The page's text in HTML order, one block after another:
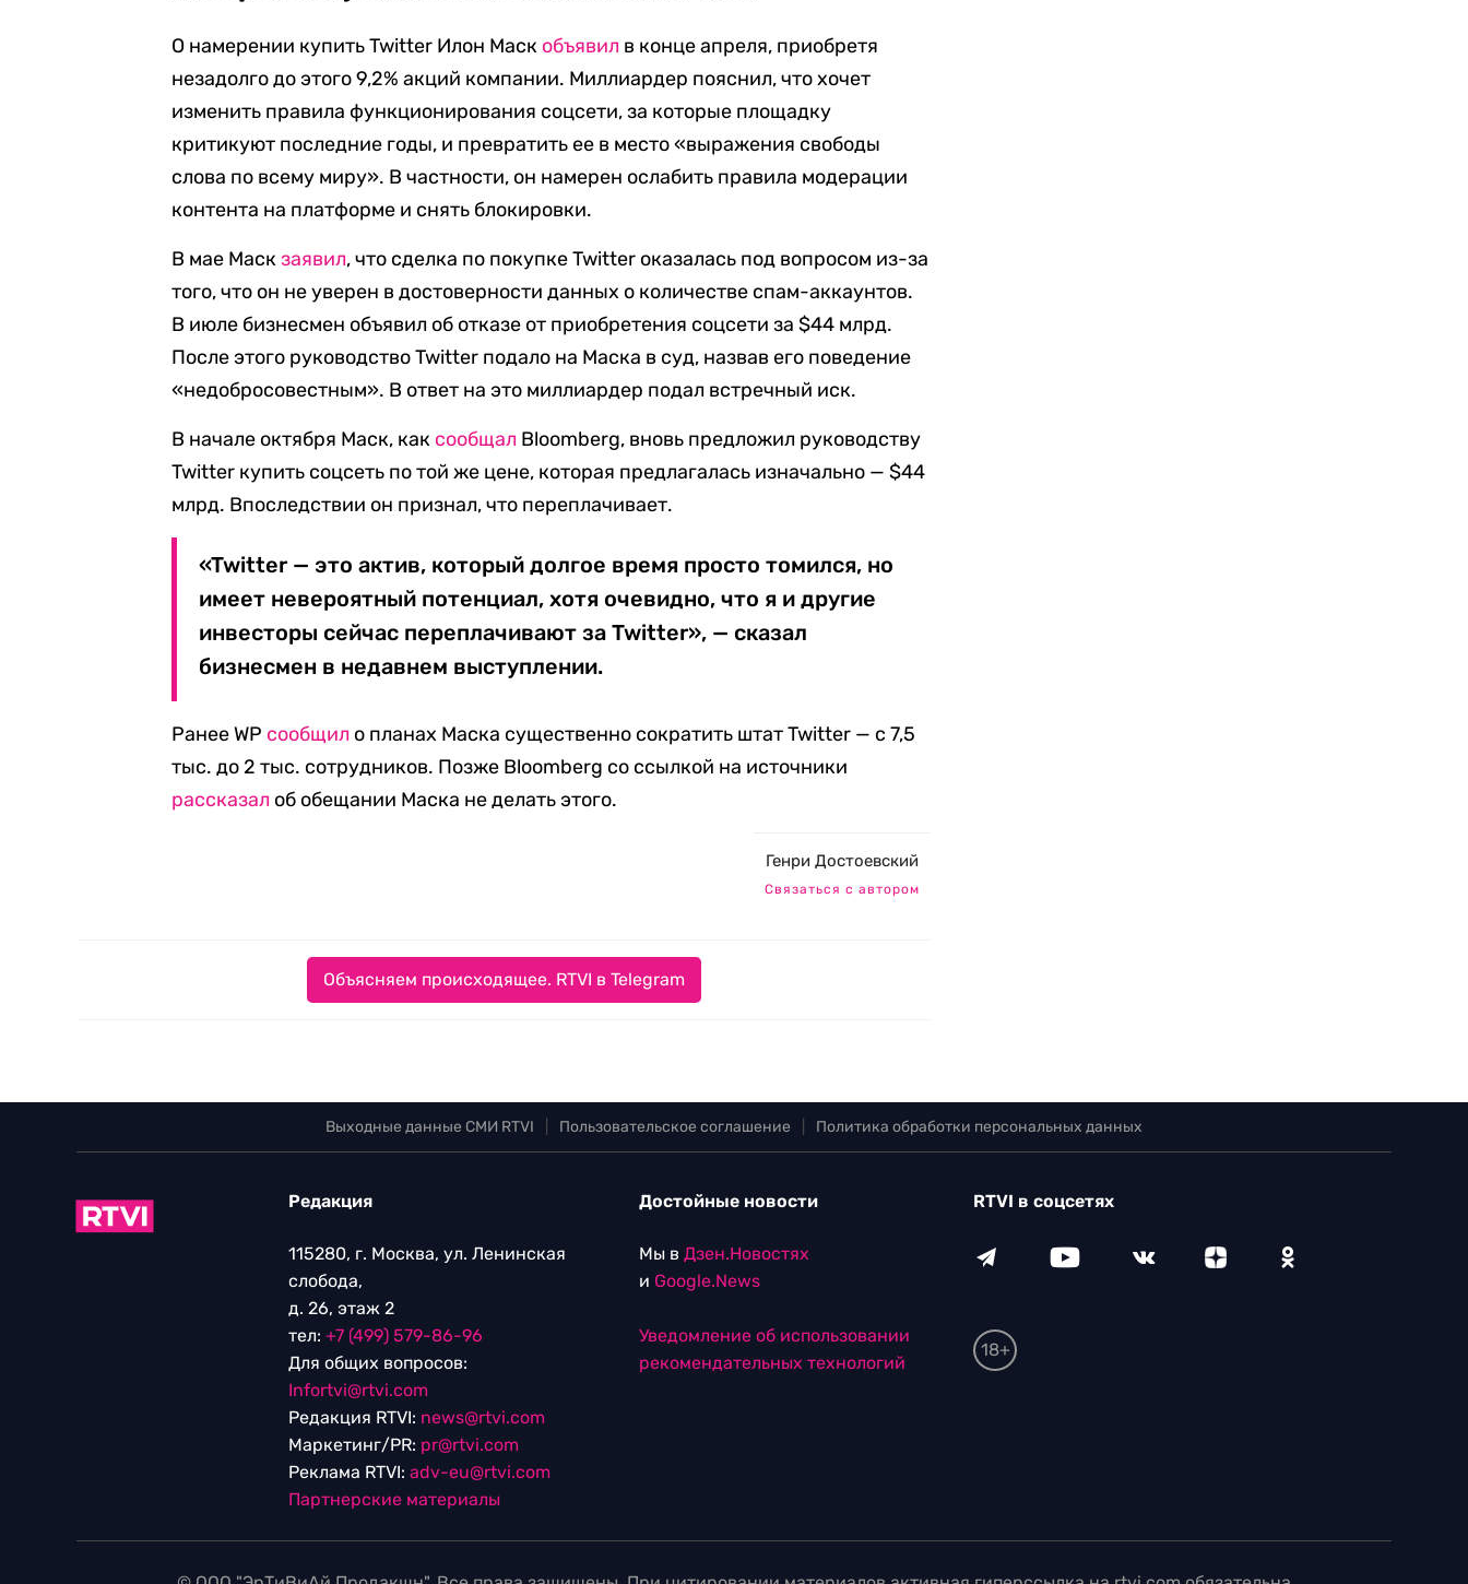
О намерении купить Twitter Илон Маск объявил в конце апреля, приобретя
незадолго до этого 9,2% акций компании. Миллиардер пояснил, что хочет
изменить правила функционирования соцсети, за которые площадку
критикуют последние годы, и превратитьее в место «выражения свободы
слова по всему миру». В частности, он намерен ослабить правила модерации
контента на платформе и снять блокировки.
В мае Маскзаявил, что сделка по покупке Twitter оказалась под вопросом из-за
того, что он не уверен в достоверности данных о количестве спам-аккаунтов.
В июле бизнесмен объявил об отказе от приобретения соцсети за $44 млрд.
После этого руководство Twitter подало на Маска в суд, назвав его поведение
«недобросовестным». В ответ на это миллиардер подал встречный иск.
В начале октября Маск, как сообщал Bloomberg, вновь предложил руководству
Twitter купить соцсеть по той же цене, которая предлагалась изначально — $44
млрд. Впоследствии он признал, что переплачивает.
«Twitter — это актив, который долгое время просто томился, но
имеет невероятный потенциал, хотя очевидно, что я и другие
инвесторы сейчас переплачивают за Twitter», — сказал
бизнесмен в недавнем выступлении.
Ранее WP сообщил о планах Маска существенно сократить штат Twitter — с 7,5
тыс. до 2 тыс. сотрудников. Позже Bloomberg со ссылкой на источники
рассказал об обещании Маска не делать этого.
Генри Достоевский
Связаться с автором
Объясняем происходящее. RTVI в Telegram
Выходные данные СМИ RTVI Пользовательское соглашение Политика обработки персональных данных
Редакция
115280, г. Москва, ул. Ленинская
слобода,
д. 26, этаж 2
тел: +7 (499) 579-86-96
Для общих вопросов:
Infortvi@rtvi.com
Редакция RTVI: news@rtvi.com
Маркетинг/PR: pr@rtvi.com
Реклама RTVI: adv-eu@rtvi.com
Партнерские материалы
Достойные новости
Мы в Дзен.Новостях
и Google.News
Уведомление об использовании
рекомендательных технологий
RTVI в соцсетях
18+